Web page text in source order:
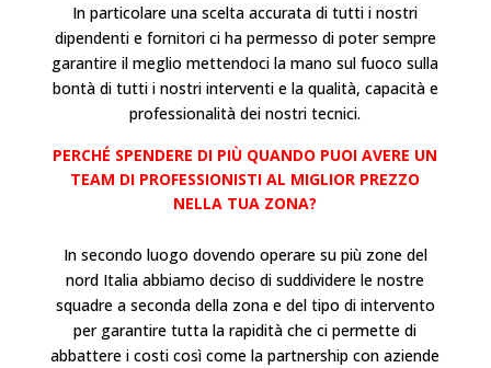
In particolare una scelta accurata di tutti i nostri
dipendenti e fornitori ci ha permesso di poter sempre
garantire il meglio mettendoci la mano sul fuoco sulla
bontà di tutti i nostri interventi e la qualità, capacità e
professionalità dei nostri tecnici.
PERCHÉ SPENDERE DI PIÙ QUANDO PUOI AVERE UN
TEAM DI PROFESSIONISTI AL MIGLIOR PREZZO
NELLA TUA ZONA?
In secondo luogo dovendo operare su più zone del
nord Italia abbiamo deciso di suddividere le nostre
squadre a seconda della zona e del tipo di intervento
per garantire tutta la rapidità che ci permette di
abbattere i costi così come la partnership con aziende